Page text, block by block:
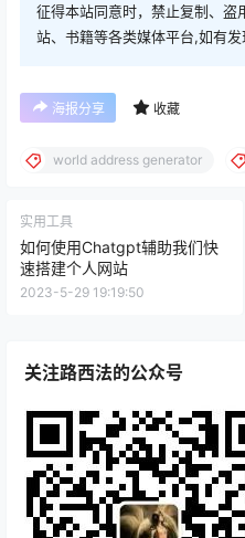
征得本站同意时，禁止复制、盗
站、书籍等各类媒体平台,如有
海报分享 收藏
world address generator
实用工具
如何使用Chatgpt辅助我们快
速搭建个人网站
2023-5-29 19:19:50
关注路西法的公众号